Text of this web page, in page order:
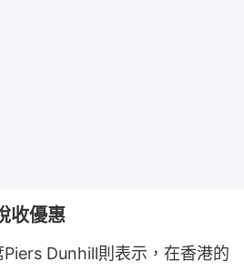
收優惠
Dunhill則表示，在香港的